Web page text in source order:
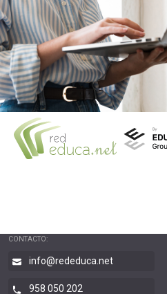
CONTACTO:
info@rededuca.net
958 050 202